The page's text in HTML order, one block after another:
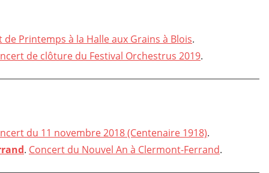
de Printemps à la Halle aux Grains à Blois.
de clôture du Festival Orchestrus 2019.
du 11 novembre 2018 (Centenaire 1918).
. Concert du Nouvel An à Clermont-Ferrand.